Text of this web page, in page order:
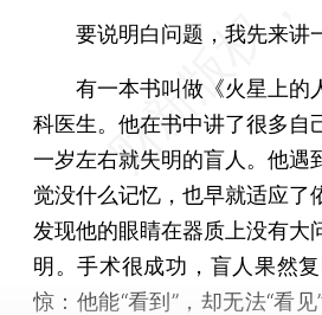
要说明白问题，我先来讲一
有一本书叫做《火星上的
科医生。他在书中讲了很多自
一岁左右就失明的盲人。他遇
觉没什么记忆，也早就适应了
发现他的眼睛在器质上没有大
明。手术很成功，盲人果然
惊：他能“看到”，却无法“看